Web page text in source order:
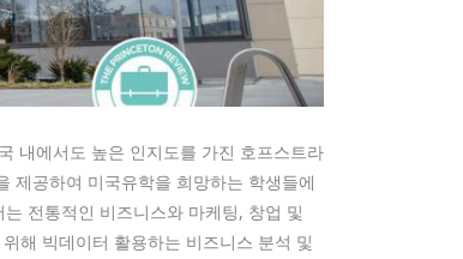
내에서도 높은 인지도를 가진 호프스트라
제공하여 미국유학을 희망하는 학생들에
전통적인 비즈니스와 마케팅, 창업 및
해 빅데이터 활용하는 비즈니스 분석 및